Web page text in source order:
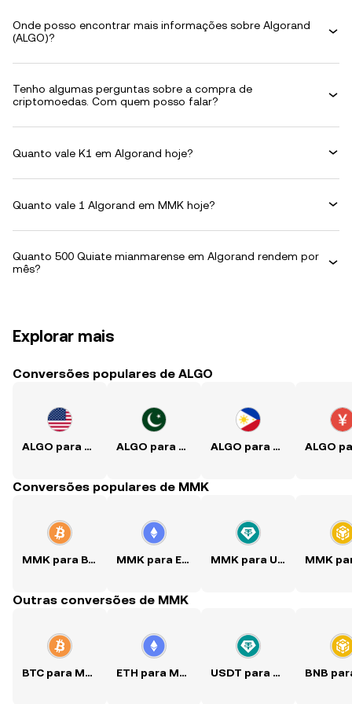
Onde posso encontrar mais informações sobre Algorand
(ALGO)?
Tenho algumas perguntas sobre a compra de
criptomoedas. Com quem posso falar?
Quanto vale K1 em Algorand hoje?
Quanto vale 1 Algorand em MMK hoje?
Quanto 500 Quiate mianmarense em Algorand rendem por
mês?
Explorar mais
Conversões populares de ALGO
ALGO para USD ALGO para PKR ALGO para PHP
Conversões populares de MMK
MMK para BTC MMK para ETH MMK para USDT
Outras conversões de MMK
BTC para MMK ETH para MMK USDT para MMK